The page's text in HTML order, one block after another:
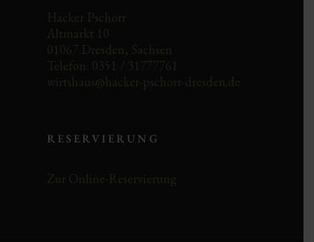
Hacker Pschorr
Altmarkt 10
01067 Dresden, Sachsen
Telefon: 0351 / 31777761
wirtshaus@hacker-pschorr-dresden.de
RESERVIERUNG
Zur Online-Reservierung